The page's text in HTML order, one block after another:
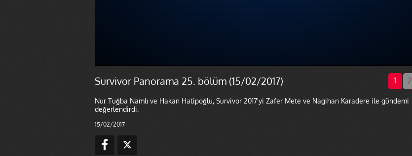
Survivor Panorama 25. bölüm (15/02/2017) 1 2
Nur Tuğba Namlı ve Hakan Hatipoğlu, Survivor 2017'yi Zafer Mete ve Nagihan Karadere ile gündemi
değerlendirdi.
15/02/2017